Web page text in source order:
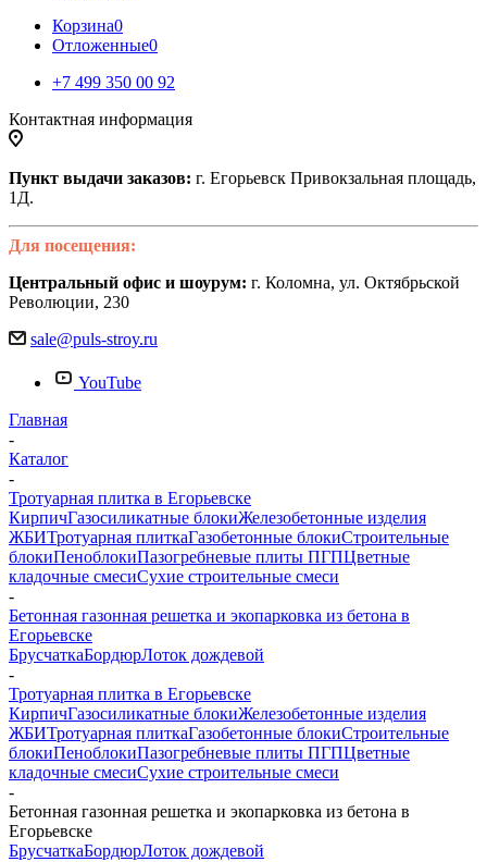
Корзина0
Отложенные0
+7 499 350 00 92
Контактная информация
Пункт выдачи заказов: г. Егорьевск Привокзальная площадь,
1Д.
Для посещения:
Центральный офис и шоурум: г. Коломна, ул. Октябрьской
Революции, 230
sale@puls-stroy.ru
YouTube
Главная
-
Каталог
-
Тротуарная плитка в Егорьевске
КирпичГазосиликатные блокиЖелезобетонные изделия
ЖБИТротуарная плиткаГазобетонные блокиСтроительные
блокиПеноблокиПазогребневые плиты ПГПЦветные
кладочные смесиСухие строительные смеси
-
Бетонная газонная решетка и экопарковка из бетона в
Егорьевске
БрусчаткаБордюрЛоток дождевой
-
Тротуарная плитка в Егорьевске
КирпичГазосиликатные блокиЖелезобетонные изделия
ЖБИТротуарная плиткаГазобетонные блокиСтроительные
блокиПеноблокиПазогребневые плиты ПГПЦветные
кладочные смесиСухие строительные смеси
-
Бетонная газонная решетка и экопарковка из бетона в
Егорьевске
БрусчаткаБордюрЛоток дождевой